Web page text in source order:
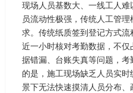
现场人员基数大、一线工人
员流动性极强，传统人工管
求。传统纸质签到登记方式
近一小时核对考勤数据，不
据错漏、台账失真等问题，
的是，施工现场缺乏人员实
景下无法快速摸清人员分布